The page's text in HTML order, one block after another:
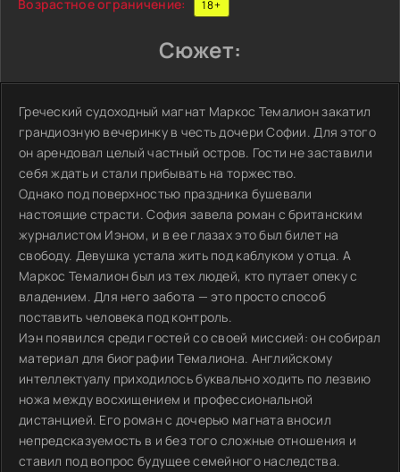
Возрастное ограничение: 18+
Сюжет:
Греческий судоходный магнат Маркос Темалион закатил
грандиозную вечеринку в честь дочери Софии. Для этого
он арендовал целый частный остров. Гости не заставили
себя ждать и стали прибывать на торжество.
Однако под поверхностью праздника бушевали
настоящие страсти. София завела роман с британским
журналистом Иэном, и в ее глазах это был билет на
свободу. Девушка устала жить под каблуком у отца. А
Маркос Темалион был из тех людей, кто путает опеку с
владением. Для него забота — это просто способ
поставить человека под контроль.
Иэн появился среди гостей со своей миссией: он собирал
материал для биографии Темалиона. Английскому
интеллектуалу приходилось буквально ходить по лезвию
ножа между восхищением и профессиональной
дистанцией. Его роман с дочерью магната вносил
непредсказуемость в и без того сложные отношения и
ставил под вопрос будущее семейного наследства.